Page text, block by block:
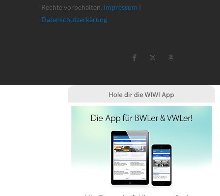
Rechte vorbehalten. Impressum |
Datenschutzerkärung